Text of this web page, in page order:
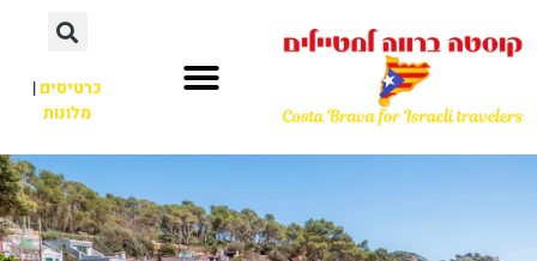
כרטיסים|
מלונות